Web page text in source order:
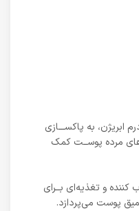
ابریژن، به پاکســـازی
مرده پوســت کمک
کننده و تغذیه‌ای بــرای
پوست می‌پردازد.